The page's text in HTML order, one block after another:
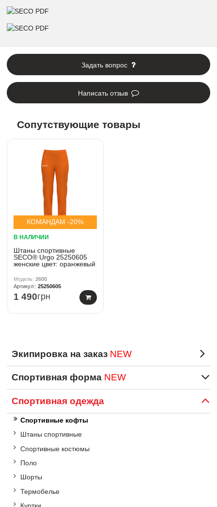
Задать вопрос
Написать отзыв
Сопутствующие товары
КОМАНДАМ -20%
В НАЛИЧИИ
Штаны спортивные
SECO® Urgo 25250605
женские цвет: оранжевый
2600
25250605
1 490грн
Экипировка на заказ NEW
Спортивная форма NEW
Спортивная одежда
Спортивные кофты
Штаны спортивные
Спортивные костюмы
Поло
Шорты
Термобелье